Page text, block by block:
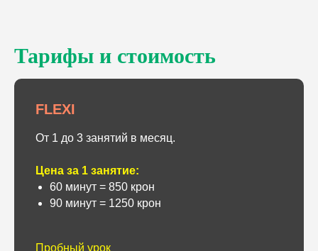
Тарифы и стоимость
FLEXI
От 1 до 3 занятий в месяц.
Цена за 1 занятие:
60 минут = 850 крон
90 минут = 1250 крон
Пробный урок